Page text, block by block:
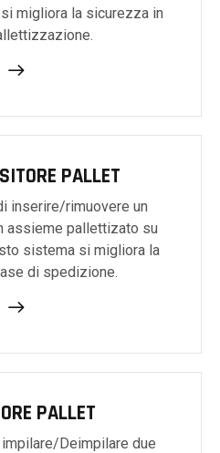
migliora la sicurezza in
PALLET
inserire/rimuovere un
assieme pallettizato su
sistema si migliora la
di spedizione.
PALLET
Deimpilare due